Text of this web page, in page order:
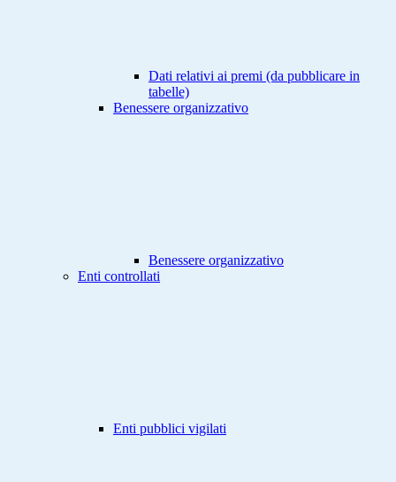
Dati relativi ai premi (da pubblicare in
tabelle)
Benessere organizzativo
Benessere organizzativo
Enti controllati
Enti pubblici vigilati